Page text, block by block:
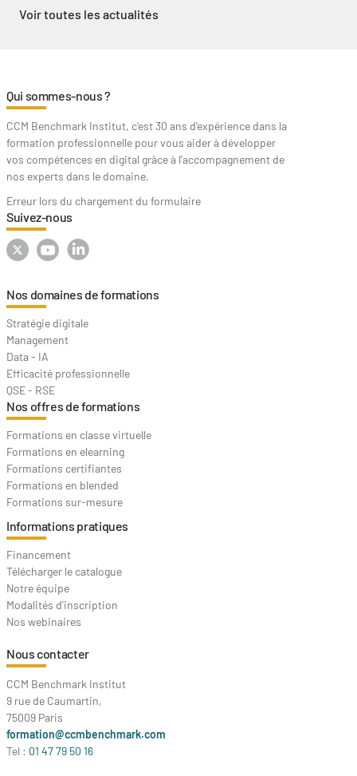
Voir toutes les actualités
Qui sommes-nous ?
CCM Benchmark Institut, c'est 30 ans d'expérience dans la
formation professionnelle pour vous aider à développer
vos compétences en digital grâce à l’accompagnement de
nos experts dans le domaine.
Erreur lors du chargement du formulaire
Suivez-nous
Nos domaines de formations
Stratégie digitale
Management
Data - IA
Efficacité professionnelle
QSE - RSE
Nos offres de formations
Formations en classe virtuelle
Formations en elearning
Formations certifiantes
Formations en blended
Formations sur-mesure
Informations pratiques
Financement
Télécharger le catalogue
Notre équipe
Modalités d'inscription
Nos webinaires
Nous contacter
CCM Benchmark Institut
9 rue de Caumartin,
75009 Paris
formation@ccmbenchmark.com
Tel : 01 47 79 50 16